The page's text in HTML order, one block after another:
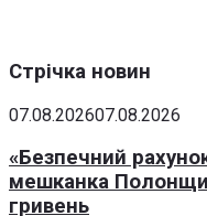
Стрічка новин
07.08.202607.08.2026
«Безпечний
мешканка
гривень